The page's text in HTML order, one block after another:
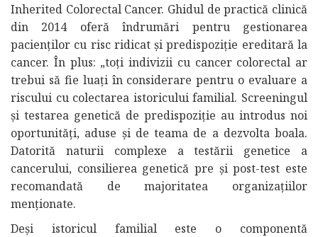
Inherited Colorectal Cancer. Ghidul de practică clinică
din 2014 oferă îndrumări pentru gestionarea
pacienților cu risc ridicat și predispoziție ereditară la
cancer. În plus: „toți indivizii cu cancer colorectal ar
trebui să fie luați în considerare pentru o evaluare a
riscului cu colectarea istoricului familial. Screeningul
și testarea genetică de predispoziție au introdus noi
oportunități, aduse și de teama de a dezvolta boala.
Datorită naturii complexe a testării genetice a
cancerului, consilierea genetică pre și post-test este
recomandată de majoritatea organizațiilor
menționate.
Deși istoricul familial este o componentă